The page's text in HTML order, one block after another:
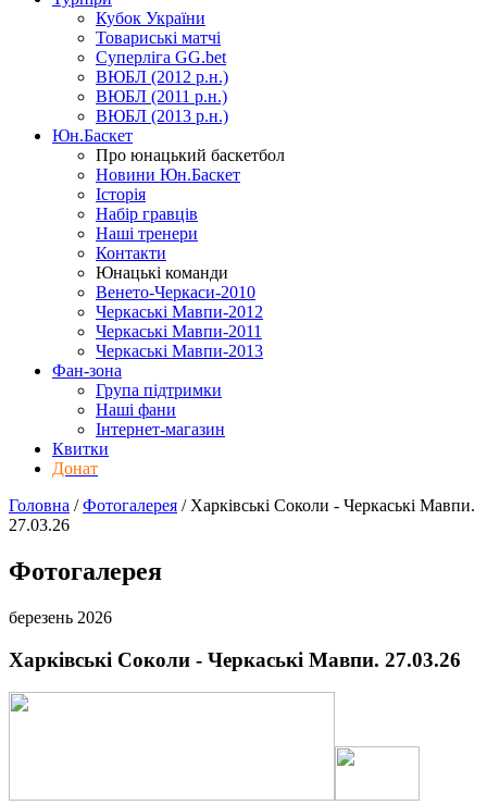
Кубок України
Товариські матчі
Суперліга GG.bet
ВЮБЛ (2012 р.н.)
ВЮБЛ (2011 р.н.)
ВЮБЛ (2013 р.н.)
Юн.Баскет
Про юнацький баскетбол
Новини Юн.Баскет
Історія
Набір гравців
Наші тренери
Контакти
Юнацькі команди
Венето-Черкаси-2010
Черкаські Мавпи-2012
Черкаські Мавпи-2011
Черкаські Мавпи-2013
Фан-зона
Група підтримки
Наші фани
Інтернет-магазин
Квитки
Донат
Головна /Фотогалерея / Харківські Соколи - Черкаські Мавпи.
27.03.26
Фотогалерея
березень 2026
Харківські Соколи - Черкаські Мавпи. 27.03.26